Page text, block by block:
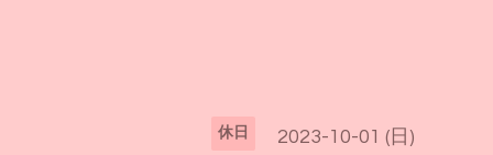
休日 2023-10-01 (日)